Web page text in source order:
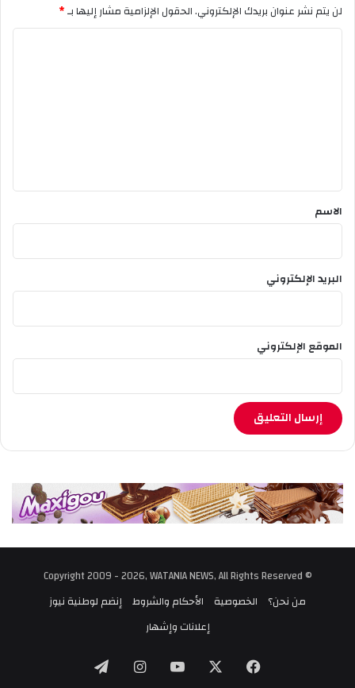
لن يتم نشر عنوان بريدك الإلكتروني.الحقول الإلزامية مشار إليها بـ*
*
الاسم
البريد الإلكتروني
الموقع الإلكتروني
© Copyright 2009 - 2026, WATANIA NEWS, All Rights Reserved
من نحن؟
الخصوصية الأحكام والشروط إنضم لوطنية نيوز
إعلانات وإشهار
فيسبوك ‫YouTube انستقرام